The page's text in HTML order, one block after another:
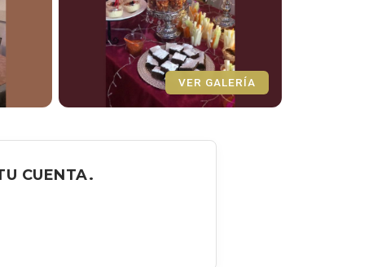
VER GALERÍA
CUENTA.